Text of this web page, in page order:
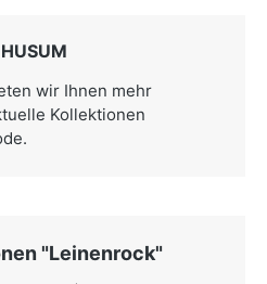
wir Ihnen mehr
Kollektionen
"Leinenrock"